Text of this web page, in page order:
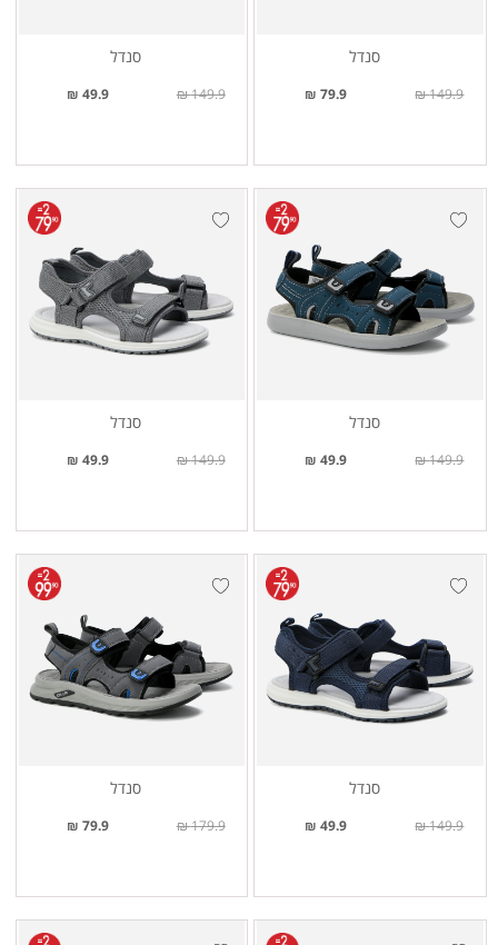
סנדל
79.9 ₪ 149.9 ₪
סנדל
49.9 ₪ 149.9 ₪
סנדל
49.9 ₪ 149.9 ₪
סנדל
49.9 ₪ 149.9 ₪
סנדל
49.9 ₪ 149.9 ₪
סנדל
79.9 ₪ 179.9 ₪